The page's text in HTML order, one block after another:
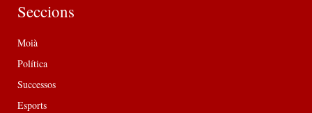
Seccions
Moià
Política
Successos
Esports